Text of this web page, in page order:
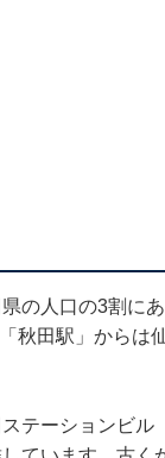
の人口の3割に
秋田駅」からは
テーションビル